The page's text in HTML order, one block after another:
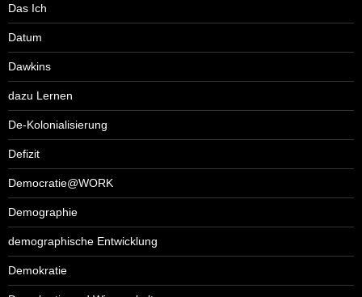
Das Ich
Datum
Dawkins
dazu Lernen
De-Kolonialisierung
Defizit
Democratie@WORK
Demographie
demographische Entwicklung
Demokratie